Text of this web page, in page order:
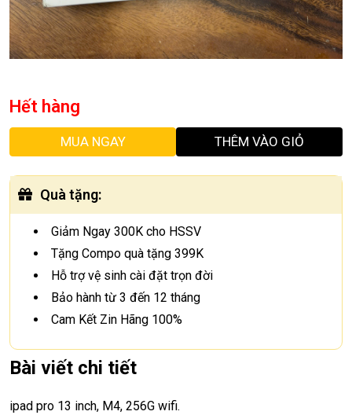
Hết hàng
MUA NGAY THÊM VÀO GIỎ
Quà tặng:
Giảm Ngay 300K cho HSSV
Tặng Compo quà tặng 399K
Hỗ trợ vệ sinh cài đặt trọn đời
Bảo hành từ 3 đến 12 tháng
Cam Kết Zin Hãng 100%
Bài viết chi tiết
ipad pro 13 inch, M4, 256G wifi.